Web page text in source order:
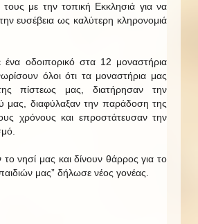
τους με την τοπική Εκκλησιά για να
ευσέβεια ως καλύτερη κληρονομιά
ένα οδοιπορικό στα 12 μοναστήρια
όλοι ότι τα μοναστήρια μας
πίστεως μας, διατήρησαν την
μας, διαφύλαξαν την παράδοση της
χρόνους και επροστάτευσαν την
το νησί μας και δίνουν θάρρος για το
μας” δήλωσε νέος γονέας.